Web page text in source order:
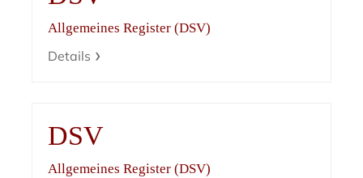
Allgemeines Register (DSV)
Details
DSV
Allgemeines Register (DSV)